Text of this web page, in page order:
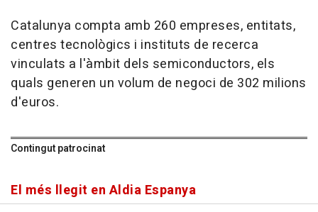
Catalunya compta amb 260 empreses, entitats,
centres tecnològics i instituts de recerca
vinculats a l'àmbit dels semiconductors, els
quals generen un volum de negoci de 302 milions
d'euros.
Contingut patrocinat
El més llegit en Aldia Espanya